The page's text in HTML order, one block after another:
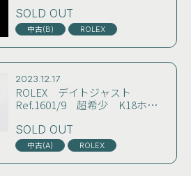
SOLD OUT
中古(B) ROLEX
2023.12.17
ROLEX デイトジャスト
Ref.1601/9 超希少 K18ホワ
ローダイヤル 23年10月OH
済 コンディション良好 雰囲
気良し
SOLD OUT
中古(A) ROLEX